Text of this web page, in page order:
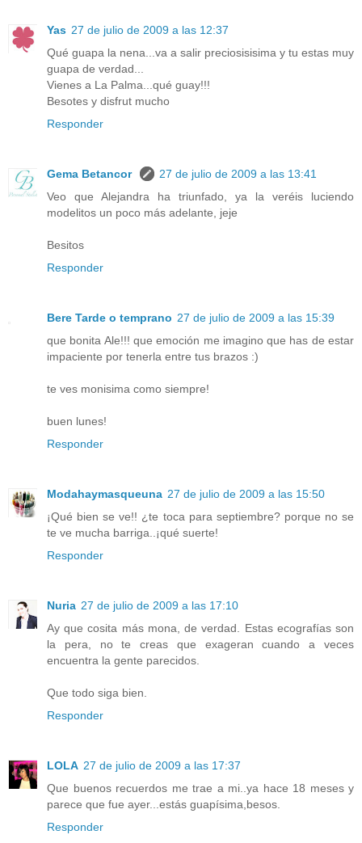
Yas 27 de julio de 2009 a las 12:37
Qué guapa la nena...va a salir preciosisisima y tu estas muy
guapa de verdad...
Vienes a La Palma...qué guay!!!
Besotes y disfrut mucho
Responder
Gema Betancor
27 de julio de 2009 a las 13:41
Veo que Alejandra ha triunfado, ya la veréis luciendo
modelitos un poco más adelante, jeje
Besitos
Responder
Bere Tarde o temprano 27 de julio de 2009 a las 15:39
que bonita Ale!!! que emoción me imagino que has de estar
impaciente por tenerla entre tus brazos :)
te ves monisima como siempre!
buen lunes!
Responder
Modahaymasqueuna 27 de julio de 2009 a las 15:50
¡Qué bien se ve!! ¿te toca para septiembre? porque no se
te ve mucha barriga..¡qué suerte!
Responder
Nuria 27 de julio de 2009 a las 17:10
Ay que cosita más mona, de verdad. Estas ecografías son
la pera, no te creas que exageran cuando a veces
encuentra la gente parecidos.
Que todo siga bien.
Responder
LOLA 27 de julio de 2009 a las 17:37
Que buenos recuerdos me trae a mi..ya hace 18 meses y
parece que fue ayer...estás guapísima,besos.
Responder